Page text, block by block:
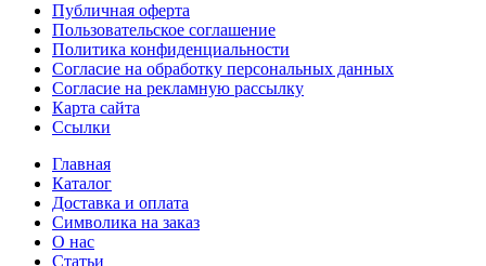
Публичная оферта
Пользовательское соглашение
Политика конфиденциальности
Согласие на обработку персональных данных
Согласие на рекламную рассылку
Карта сайта
Ссылки
Главная
Каталог
Доставка и оплата
Символика на заказ
О нас
Статьи